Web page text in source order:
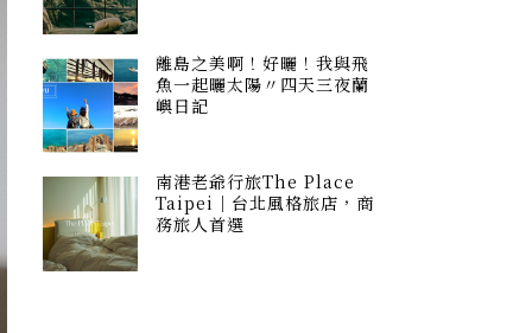
離島之美啊！好曬！我與飛
魚一起曬太陽〃四天三夜蘭
嶼日記
南港老爺行旅The Place
Taipei｜台北風格旅店，商
務旅人首選